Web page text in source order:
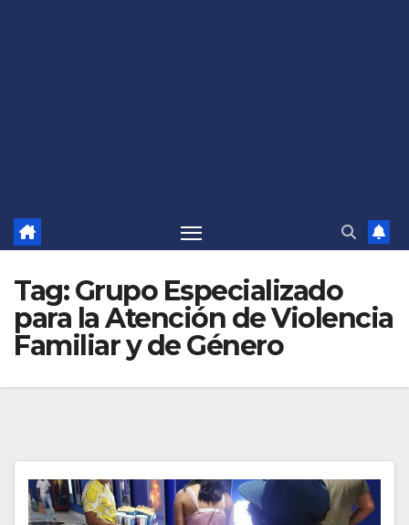
Tag:Grupo Especializado
para la Atención de Violencia
Familiar y de Género